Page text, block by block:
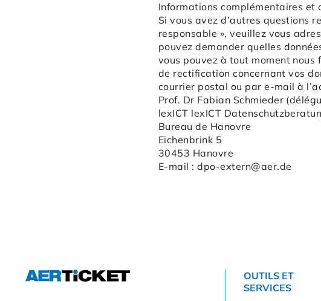
Informations complémentaires et
Si vous avez d’autres questions
responsable », veuillez vous
pouvez demander quelles
vous pouvez à tout moment
de rectification concernant vos
courrier postal ou par e-mail à
Prof. Dr Fabian Schmieder
lexICT lexICT
Bureau de Hanovre
Eichenbrink 5
30453 Hanovre
E-mail :dpo-extern@aer.de
OUTILS ET
SERVICES